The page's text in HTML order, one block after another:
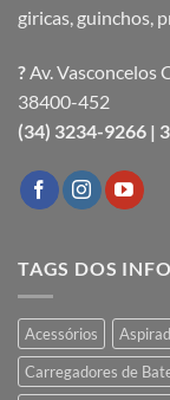
giricas, guinchos,
? Av. Vasconcelos
38400-452
(34) 3234-9266 |
TAGS DOS
Acessórios
Carregadores de